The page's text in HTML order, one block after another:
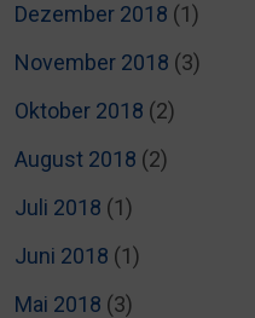
Dezember 2018 (1)
November 2018 (3)
Oktober 2018 (2)
August 2018 (2)
Juli 2018 (1)
Juni 2018 (1)
Mai 2018 (3)